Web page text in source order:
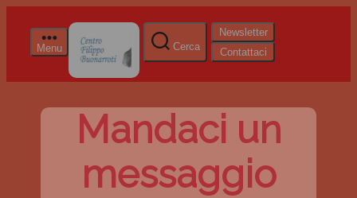
Menu Cerca
Newsletter
Contattaci
Mandaci un
messaggio